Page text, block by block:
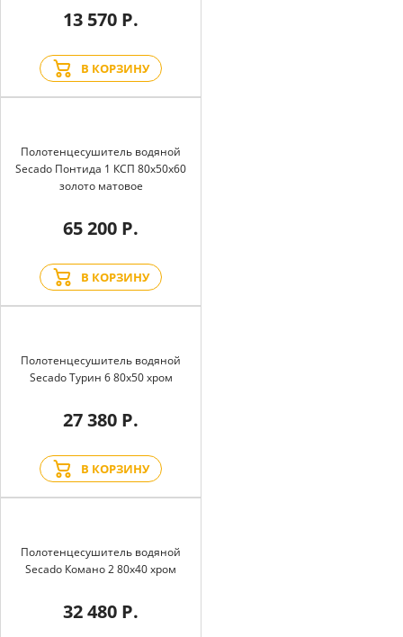
13 570 Р.
В КОРЗИНУ
Полотенцесушитель водяной
Secado Понтида 1 КСП 80x50x60
золото матовое
65 200 Р.
В КОРЗИНУ
Полотенцесушитель водяной
Secado Турин 6 80x50 хром
27 380 Р.
В КОРЗИНУ
Полотенцесушитель водяной
Secado Комано 2 80x40 хром
32 480 Р.